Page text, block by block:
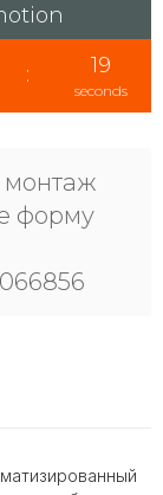
: 18
seconds
монтаж
форму